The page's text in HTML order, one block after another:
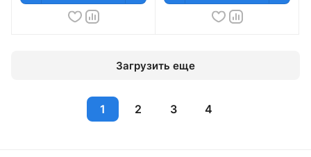
Загрузить еще
1 2 3 4